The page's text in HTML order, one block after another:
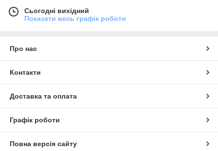
Сьогодні вихідний
Показати весь графік роботи
Про нас
Контакти
Доставка та оплата
Графік роботи
Повна версія сайту